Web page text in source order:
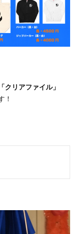
クリアファイル」
！